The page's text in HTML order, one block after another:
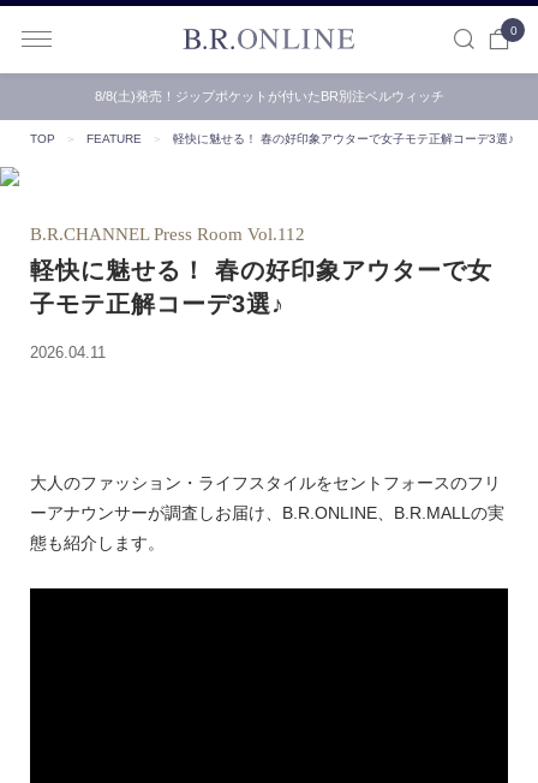
0
8/8(土)発売！ジップポケットが付いたBR別注ベルウィッチ
TOP ＞ FEATURE ＞ 軽快に魅せる！ 春の好印象アウターで女子モテ正解コーデ3選♪
B.R.CHANNEL Press Room Vol.112
軽快に魅せる！ 春の好印象アウターで女
子モテ正解コーデ3選♪
2026.04.11
大人のファッション・ライフスタイルをセントフォースのフリ
ーアナウンサーが調査しお届け、B.R.ONLINE、B.R.MALLの実
態も紹介します。